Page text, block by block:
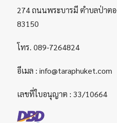
274 ถนนพระบารมี ตำบลป่าตอ
83150
โทร. 089-7264824
อีเมล : info@taraphuket.com
เลขที่ใบอนุญาต : 33/10664